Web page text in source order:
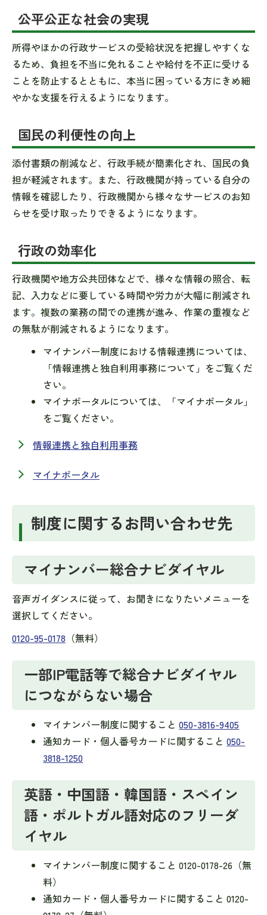
公平公正な社会の実現
所得やほかの行政サービスの受給状況を把握しやすくな
るため、負担を不当に免れることや給付を不正に受ける
ことを防止するとともに、本当に困っている方にきめ細
やかな支援を行えるようになります。
国民の利便性の向上
添付書類の削減など、行政手続が簡素化され、国民の負
担が軽減されます。また、行政機関が持っている自分の
情報を確認したり、行政機関から様々なサービスのお知
らせを受け取ったりできるようになります。
行政の効率化
行政機関や地方公共団体などで、様々な情報の照合、転
記、入力などに要している時間や労力が大幅に削減され
ます。複数の業務の間での連携が進み、作業の重複など
の無駄が削減されるようになります。
マイナンバー制度における情報連携については、
「情報連携と独自利用事務について」をご覧くだ
さい。
マイナポータルについては、「マイナポータル」
をご覧ください。
情報連携と独自利用事務
マイナポータル
制度に関するお問い合わせ先
マイナンバー総合ナビダイヤル
音声ガイダンスに従って、お聞きになりたいメニューを
選択してください。
0120-95-0178 （無料）
一部IP電話等で総合ナビダイヤル
につながらない場合
マイナンバー制度に関すること050-3816-9405
通知カード・個人番号カードに関すること050-
3818-1250
英語・中国語・韓国語・スペイン
語・ポルトガル語対応のフリーダ
イヤル
マイナンバー制度に関すること 0120-0178-26（無
料）
通知カード・個人番号カードに関すること 0120-